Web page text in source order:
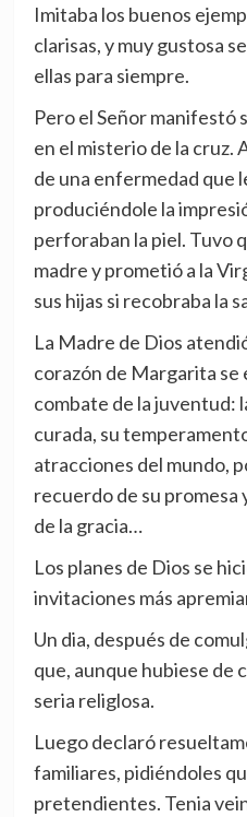
Imitaba los buenos
clarisas, y muy gustosa
ellas para siempre.
Pero el Señor manifestó
en el misterio de la cruz.
de una enfermedad que
produciéndole la
perforaban la piel. Tuvo
madre y prometió a la
sus hijas si recobraba la
La Madre de Dios
corazón de Margarita
combate de la juventud:
curada, su
atracciones del mundo,
recuerdo de su
de la gracia…
Los planes de Dios se
invitaciones más
Un dia, después de
que, aunque hubiese de
seria religlosa.
Luego declaró
familiares, pidiéndoles
pretendientes. Tenia